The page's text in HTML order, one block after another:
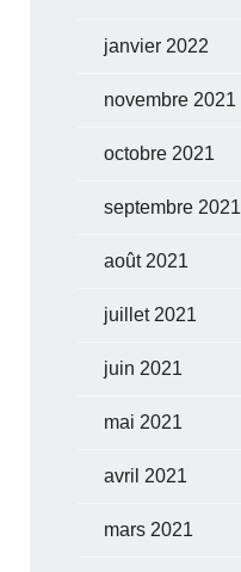
janvier 2022
novembre 2021
octobre 2021
septembre 2021
août 2021
juillet 2021
juin 2021
mai 2021
avril 2021
mars 2021